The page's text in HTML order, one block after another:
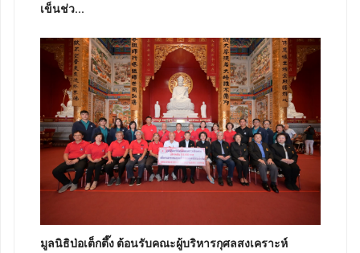
เข็นช่ว...
มูลนิธิป่อเต็กตึ๊ง ต้อนรับคณะผู้บริหารกุศลสงเคราะห์